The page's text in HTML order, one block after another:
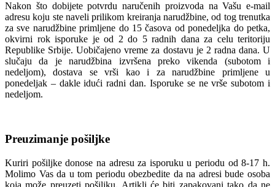
Nakon što dobijete potvrdu naručenih proizvoda na Vašu e-mail
adresu koju ste naveli prilikom kreiranja narudžbine, od tog trenutka
za sve narudžbine primljene do 15 časova od ponedeljka do petka,
okvirni rok isporuke je od 2 do 5 radnih dana za celu teritoriju
Republike Srbije. Uobičajeno vreme za dostavu je 2 radna dana. U
slučaju da je narudžbina izvršena preko vikenda (subotom i
nedeljom), dostava se vrši kao i za narudžbine primljene u
ponedeljak – dakle idući radni dan. Isporuke se ne vrše subotom i
nedeljom.
Preuzimanje pošiljke
Kuriri pošiljke donose na adresu za isporuku u periodu od 8-17 h.
Molimo Vas da u tom periodu obezbedite da na adresi bude osoba
koja može preuzeti pošiljku. Artikli će biti zapakovani tako da ne